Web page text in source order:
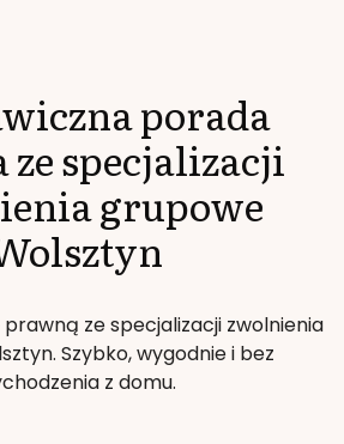
porada
specjalizacji
grupowe
ze specjalizacji zwolnienia
. Szybko, wygodnie i bez
z domu.